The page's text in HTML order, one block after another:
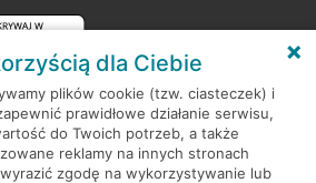
do zakładki
do zakładkiUbezpieczenia
dla Ciebie
plików cookie (tzw. ciasteczek) i
prawidłowe działanie serwisu,
do Twoich potrzeb, a także
reklamy na innych stronach
zgodę na wykorzystywanie lub